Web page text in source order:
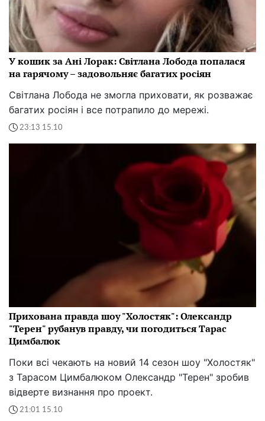
У кошик за Ані Лорак: Світлана Лобода попалася
на гарячому – задовольняє багатих росіян
Світлана Лобода не змогла приховати, як розважає
багатих росіян і все потрапило до мережі.
23:13 15.10
Прихована правда шоу "Холостяк": Олександр
"Терен" рубанув правду, чи погодиться Тарас
Цимбалюк
Поки всі чекають на новий 14 сезон шоу "Холостяк"
з Тарасом Цимбалюком Олександр "Терен" зробив
відверте визнання про проект.
21:01 15.10